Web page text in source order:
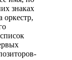
знаках
оркестр,